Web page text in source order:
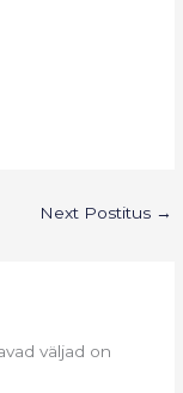
Next Postitus →
väljad on